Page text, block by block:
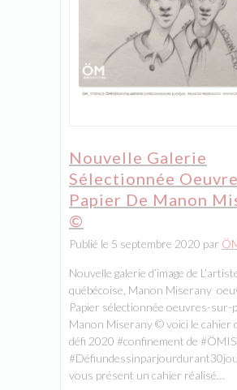
Nouvelle Galerie
Sélectionnée
Papier De Manon
©
Publié le 5 septembre 2020 par
Nouvelle galerie d’image de
québécoise, Manon Miserany
Papier sélectionnée oeuvres-sur-
Manon Miserany © voici le cahier
défi 2020 #confinement de
vous présent un cahier réalisé…